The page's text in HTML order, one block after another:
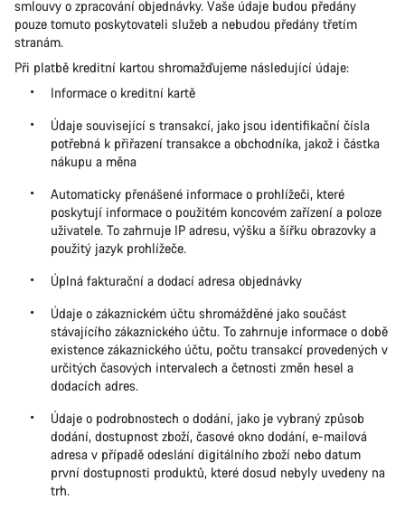
smlouvy o zpracování objednávky. Vaše údaje budou předány
pouze tomuto poskytovateli služeb a nebudou předány třetím
stranám.
Při platbě kreditní kartou shromažďujeme následující údaje:
Informace o kreditní kartě
Údaje související s transakcí, jako jsou identifikační čísla
potřebná k přiřazení transakce a obchodníka, jakož i částka
nákupu a měna
Automaticky přenášené informace o prohlížeči, které
poskytují informace o použitém koncovém zařízení a poloze
uživatele. To zahrnuje IP adresu, výšku a šířku obrazovky a
použitý jazyk prohlížeče.
Úplná fakturační a dodací adresa objednávky
Údaje o zákaznickém účtu shromážděné jako součást
stávajícího zákaznického účtu. To zahrnuje informace o době
existence zákaznického účtu, počtu transakcí provedených v
určitých časových intervalech a četnosti změn hesel a
dodacích adres.
Údaje o podrobnostech o dodání, jako je vybraný způsob
dodání, dostupnost zboží, časové okno dodání, e-mailová
adresa v případě odeslání digitálního zboží nebo datum
první dostupnosti produktů, které dosud nebyly uvedeny na
trh.